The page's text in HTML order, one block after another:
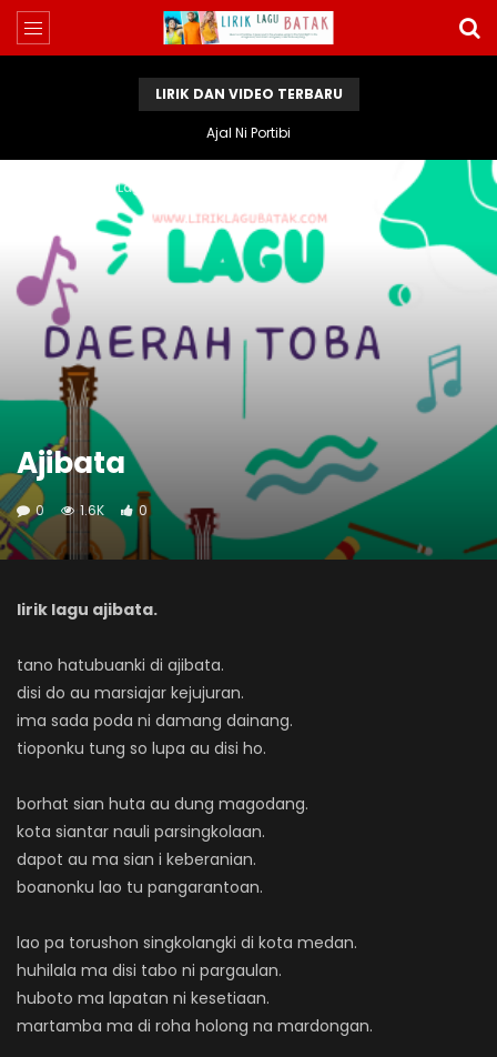
LIRIK DAN VIDEO TERBARU
Ajal Ni Portibi
Lirik Lagu Batak
Ajibata
0 1.6K 0
lirik lagu ajibata.
tano hatubuanki di ajibata.
disi do au marsiajar kejujuran.
ima sada poda ni damang dainang.
tioponku tung so lupa au disi ho.
borhat sian huta au dung magodang.
kota siantar nauli parsingkolaan.
dapot au ma sian i keberanian.
boanonku lao tu pangarantoan.
lao pa torushon singkolangki di kota medan.
huhilala ma disi tabo ni pargaulan.
huboto ma lapatan ni kesetiaan.
martamba ma di roha holong na mardongan.